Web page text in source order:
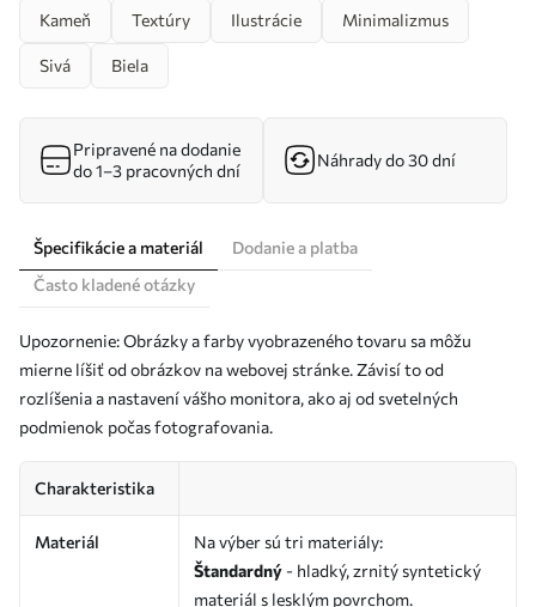
Kameň Textúry Ilustrácie Minimalizmus
Sivá Biela
Pripravené na dodanie
do 1–3 pracovných dní
Náhrady do 30 dní
Špecifikácie a materiál
Dodanie a platba
Často kladené otázky
Upozornenie: Obrázky a farby vyobrazeného tovaru sa môžu
mierne líšiť od obrázkov na webovej stránke. Závisí to od
rozlíšenia a nastavení vášho monitora, ako aj od svetelných
podmienok počas fotografovania.
Charakteristika
Materiál
Na výber sú tri materiály:
Štandardný - hladký, zrnitý syntetický
materiál s lesklým povrchom.